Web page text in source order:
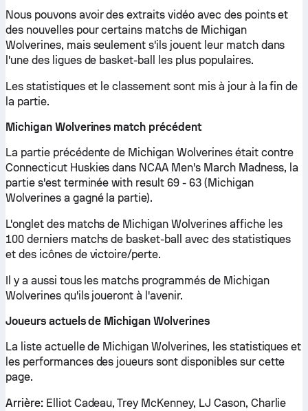
Nous pouvons avoir des extraits vidéo avec des points et
des nouvelles pour certains matchs de Michigan
Wolverines, mais seulement s'ils jouent leur match dans
l'une des ligues de basket-ball les plus populaires.
Les statistiques et le classement sont mis à jour à la fin de
la partie.
Michigan Wolverines match précédent
La partie précédente de Michigan Wolverines était contre
Connecticut Huskies dans NCAA Men's March Madness, la
partie s'est terminée with result 69 - 63 (Michigan
Wolverines a gagné la partie).
L'onglet des matchs de Michigan Wolverines affiche les
100 derniers matchs de basket-ball avec des statistiques
et des icônes de victoire/perte.
Il y a aussi tous les matchs programmés de Michigan
Wolverines qu'ils joueront à l'avenir.
Joueurs actuels de Michigan Wolverines
La liste actuelle de Michigan Wolverines, les statistiques et
les performances des joueurs sont disponibles sur cette
page.
Arrière:Elliot Cadeau, Trey McKenney, LJ Cason, Charlie